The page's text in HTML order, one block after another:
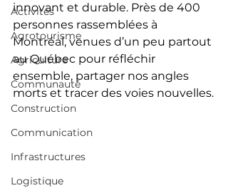
Activités
Agrotourisme
Agriculture
Communauté
Construction
Communication
Infrastructures
Logistique
innovant et durable. Près de 400
personnes rassemblées à
Montréal, venues d’un peu partout
au Québec pour réfléchir
ensemble, partager nos angles
morts et tracer des voies nouvelles.